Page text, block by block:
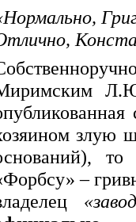
злую
то
–